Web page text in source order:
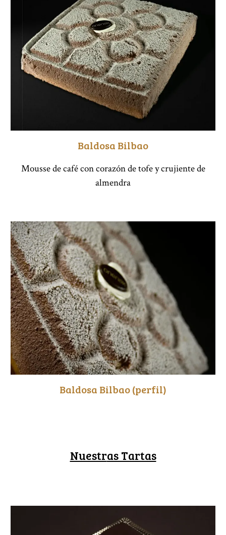
Baldosa Bilbao
Mousse de café con corazón de tofe y crujiente de
almendra
Baldosa Bilbao(perfil)
Nuestras Tartas